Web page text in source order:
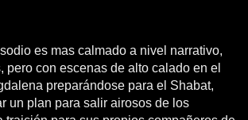
es mas calmado a nivel narrativo,
con escenas de alto calado en el
preparándose para el Shabat,
un plan para salir airosos de los